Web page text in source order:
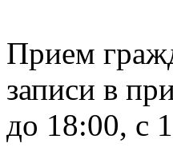
Прием
записи в
до 18:00, с